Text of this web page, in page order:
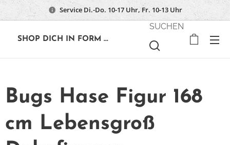
Service Di.-Do. 10-17 Uhr, Fr. 10-13 Uhr
SHOP DICH IN FORM ...
SUCHEN
Bugs Hase Figur 168
cm Lebensgroß